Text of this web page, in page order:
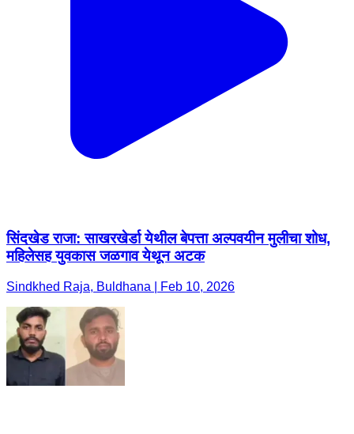
सिंदखेड राजा: साखरखेर्डा येथील बेपत्ता अल्पवयीन मुलीचा शोध,
महिलेसह युवकास जळगाव येथून अटक
Sindkhed Raja, Buldhana | Feb 10, 2026